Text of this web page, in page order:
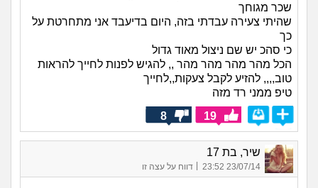
שכר מגוחך
שהיתי צעירה עבדתי בזה, היום בדיעבד אני מתחרטת על
כך
כי סהכ יש שם ניצול מאוד גדול
הכל מהר מהר מהר מהר ,, להגיש לפנות לחייך להראות
טוב,,,, להזיע לקבל צעקות,,לחייך
טיפ ממני רד מזה
19
8
שיר, בת 17
23/07/14 23:52
| דווח על עצה זו